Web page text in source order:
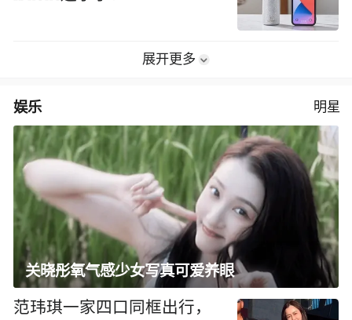
展开更多
娱乐 明星
关晓彤氧气感少女写真可爱养眼
范玮琪一家四口同框出行，